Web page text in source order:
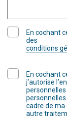
En cochant
des
conditions
En cochant
j’autorise
personnelles
cadre de ma
autre